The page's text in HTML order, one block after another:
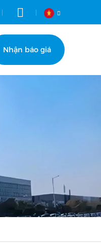
Nhận báo giá